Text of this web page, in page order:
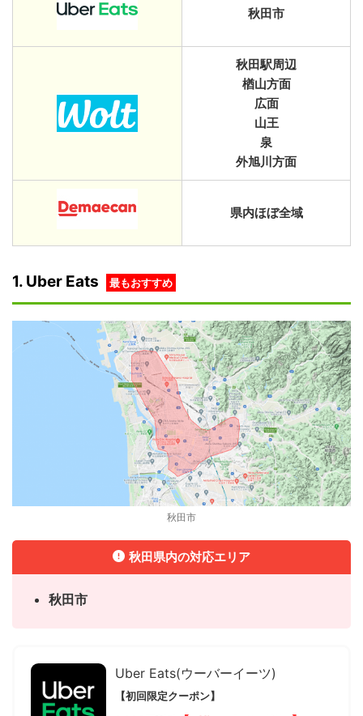
秋田市
秋田駅周辺
楢山方面
広面
山王
泉
外旭川方面
県内ほぼ全域
1. Uber Eats 最もおすすめ
秋田市
秋田県内の対応エリア
秋田市
Uber Eats(ウーバーイーツ)
【初回限定クーポン】